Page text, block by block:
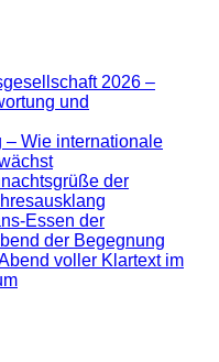
2026 –
und
– Wie internationale
der
Essen der
der Begegnung
voller Klartext im